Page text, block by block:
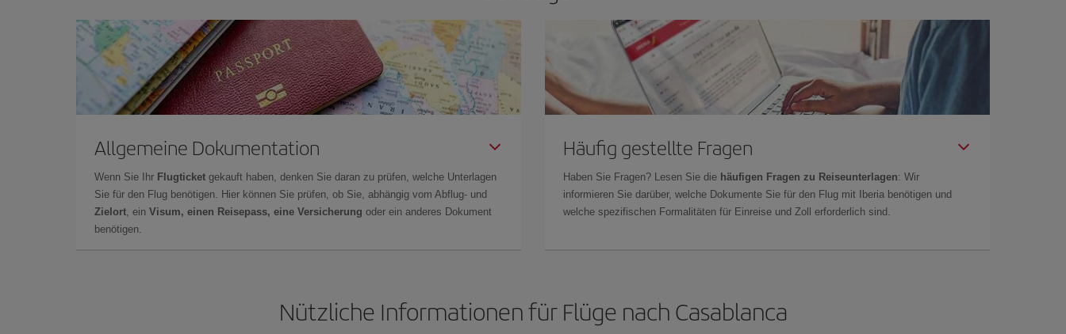
Allgemeine Dokumentation
Wenn Sie Ihr Flugticket gekauft haben, denken Sie daran zu prüfen, welche Unterlagen
Sie für den Flug benötigen. Hier können Sie prüfen, ob Sie, abhängig vom Abflug- und
Zielort, ein Visum, einen Reisepass, eine Versicherung oder ein anderes Dokument
benötigen.
Häufig gestellte Fragen
Haben Sie Fragen? Lesen Sie die häufigen Fragen zu Reiseunterlagen: Wir
informieren Sie darüber, welche Dokumente Sie für den Flug mit Iberia benötigen und
welche spezifischen Formalitäten für Einreise und Zoll erforderlich sind.
Nützliche Informationen für Flüge nach Casablanca